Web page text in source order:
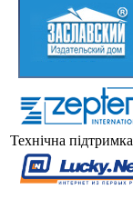
Технічна підтримка